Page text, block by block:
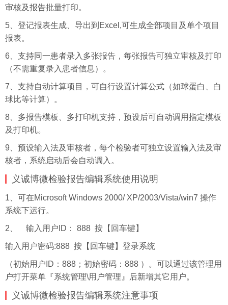
审核及报告批量打印。
5、登记报表生成、导出到Excel,可生成全部项目及单个项目
报表。
6、支持同一患者录入多张报告，每张报告可独立审核及打印
（不需重复录入患者信息）。
7、支持自动计算项目，可自行设置计算公式（如球蛋白、白
球比等计算）。
8、多报告模板、多打印机支持，预设后可自动调用指定模板
及打印机。
9、预设输入法及审核者，每个检验者可独立设置输入法及审
核者，系统启动后会自动调入。
义诚博微检验报告编辑系统使用说明
1、可在Microsoft Windows 2000/ XP/2003/Vista/win7 操作
系统下运行。
2、 输入用户ID： 888 按【回车键】
输入用户密码:888 按【回车键】登录系统
（初始用户ID：888；初始密码：888 ）。可以通过该管理用
户打开菜单『系统管理\用户管理』后新增其它用户。
义诚博微检验报告编辑系统注意事项